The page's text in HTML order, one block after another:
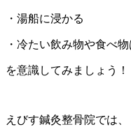
・湯船に浸かる
・冷たい飲み物や食べ
を意識してみましょう！
えびす鍼灸整骨院では、